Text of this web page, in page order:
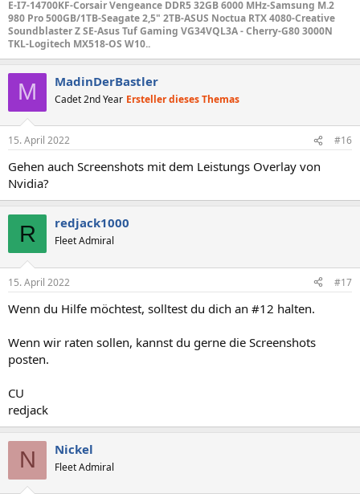
E-I7-14700KF-Corsair Vengeance DDR5 32GB 6000 MHz-Samsung M.2
980 Pro 500GB/1TB-Seagate 2,5" 2TB-ASUS Noctua RTX 4080-Creative
Soundblaster Z SE-Asus Tuf Gaming VG34VQL3A - Cherry-G80 3000N
TKL-Logitech MX518-OS W10..
M MadinDerBastler
Cadet 2nd Year Ersteller dieses Themas
15. April 2022 #16
Gehen auch Screenshots mit dem Leistungs Overlay von
Nvidia?
R redjack1000
Fleet Admiral
15. April 2022 #17
Wenn du Hilfe möchtest, solltest du dich an #12 halten.
Wenn wir raten sollen, kannst du gerne die Screenshots
posten.
CU
redjack
N Nickel
Fleet Admiral